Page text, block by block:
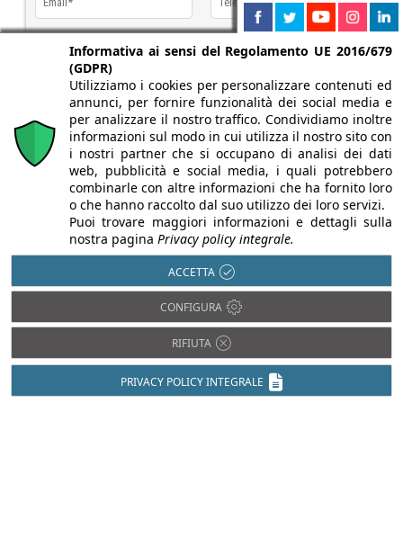
dichiaro di aver letto e accettatol'informativa sulla privacy
CODICE DI SICUREZZA
Informativa ai sensi del Regolamento UE 2016/679
(GDPR)
Utilizziamo i cookies per personalizzare contenuti ed
annunci, per fornire funzionalità dei social media e
per analizzare il nostro traffico. Condividiamo inoltre
informazioni sul modo in cui utilizza il nostro sito con
i nostri partner che si occupano di analisi dei dati
web, pubblicità e social media, i quali potrebbero
combinarle con altre informazioni che ha fornito loro
o che hanno raccolto dal suo utilizzo dei loro servizi.
Puoi trovare maggiori informazioni e dettagli sulla
nostra pagina Privacy policy integrale.
ACCETTA
CONFIGURA
RIFIUTA
PRIVACY POLICY INTEGRALE